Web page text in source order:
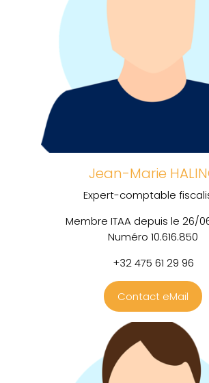
Jean-Marie
Expert-comptable
Membre ITAA depuis le 26/
Numéro 10.616.850
+32 475 61 29 96
Contact eMail